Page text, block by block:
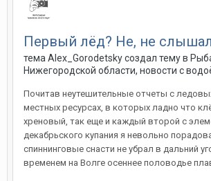
Первый лёд? Не, не слышал
тема Alex_Gorodetsky создал тему в
Нижегородской области, новости с
Почитав неутешительные отчеты с
местных ресурсах, в которых ладно что
хреновый, так еще и каждый второй с
декабрьского купания я невольно
спиннинговые снасти не убрал в дальний
временем на Волге осеннее половодье